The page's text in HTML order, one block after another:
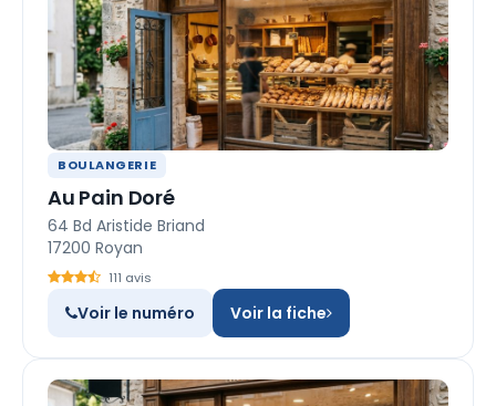
BOULANGERIE
Au Pain Doré
64 Bd Aristide Briand
17200 Royan
111 avis
Voir le numéro Voir la fiche